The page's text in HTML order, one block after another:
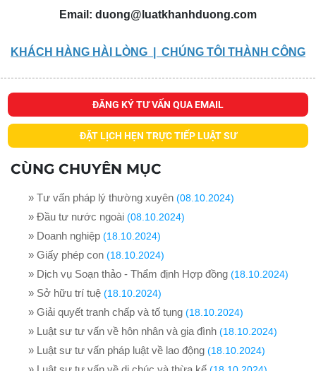
Email: duong@luatkhanhduong.com
KHÁCH HÀNG HÀI LÒNG | CHÚNG TÔI THÀNH CÔNG
ĐĂNG KÝ TƯ VẤN QUA EMAIL
ĐẶT LỊCH HẸN TRỰC TIẾP LUẬT SƯ
CÙNG CHUYÊN MỤC
» Tư vấn pháp lý thường xuyên (08.10.2024)
» Đầu tư nước ngoài (08.10.2024)
» Doanh nghiệp (18.10.2024)
» Giấy phép con (18.10.2024)
» Dịch vụ Soạn thảo - Thẩm định Hợp đồng (18.10.2024)
» Sở hữu trí tuệ (18.10.2024)
» Giải quyết tranh chấp và tố tụng (18.10.2024)
» Luật sư tư vấn về hôn nhân và gia đình (18.10.2024)
» Luật sư tư vấn pháp luật về lao động (18.10.2024)